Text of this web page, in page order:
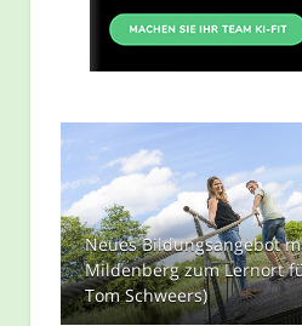
Neues Bildungsangebot
Mildenberg zum Lernort
Tom Schweers)